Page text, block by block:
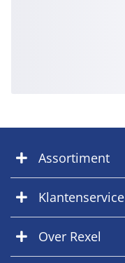
Assortiment
Klantenservice
Over Rexel